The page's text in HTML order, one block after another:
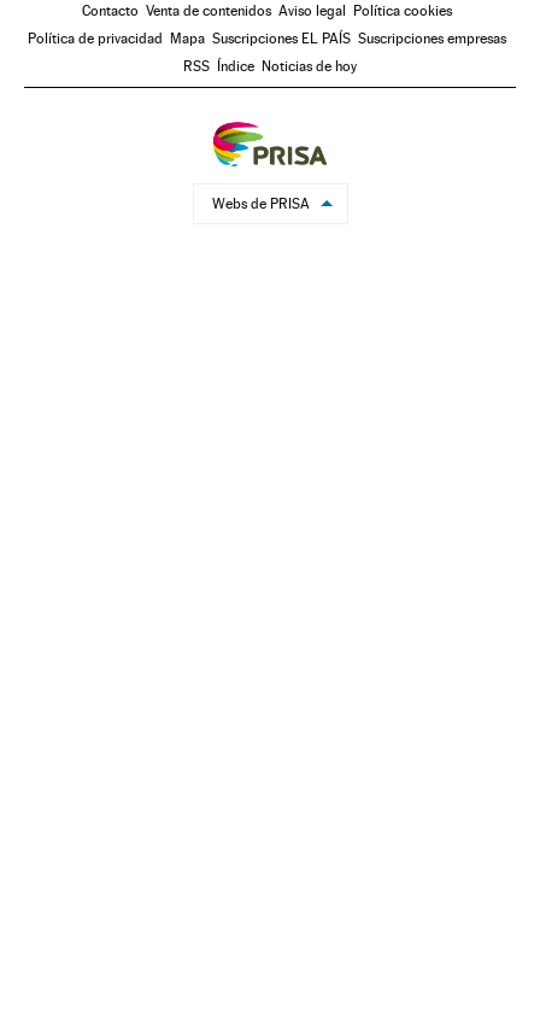
Contacto Venta de contenidos Aviso legal Política cookies
Política de privacidad Mapa Suscripciones EL PAÍS Suscripciones empresas
RSS Índice Noticias de hoy
Webs de PRISA